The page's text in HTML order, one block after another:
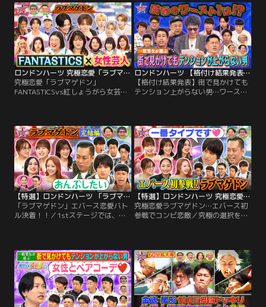
具』ベテラン芸人たちは自分のこと
をどう例えるのか？？最後まで迷い
続け、いつになく弱気な有吉と、消
去法作戦に出るザキヤマ 「何してん
だよ！」出川の回答に一同ブチギレ
ヒロイン福田、吉住に、 準優勝のエ
ルフ荒川、そして最近引っ張りだこ
のカーネーション吉田と、 実力派芸
人が勢ぞろい！！
ロンドンハーツ 究極恋愛「ラブマゲドン」 FANTASTICSvs紅しょうがら女芸人軍団（2026/07/28放送分）
究極恋愛「ラブマゲドン」
FANTASTICSvs紅しょうがら女芸人
登場！！ 対する女性メンバーは THE
W覇者の紅しょうが、3時のヒロイ
ン福田、吉住に、 準優勝のエルフ荒
川、そして最近引っ張りだこのカー
ネーション吉田と…。
ロンドンハーツ 【格付け結果発表】街で見かけてもテンション上がらない男…ワースト1は！？（2026/07/21放送分）
【格付け結果発表】街で見かけても
テンション上がらない男…ワースト
ら、ウエストランド井口、とろサー
モン久保田などM-1王者を始め、三
四郎・小宮、モグライダー芝、相席
スタート山添、水田信二など実力派
漫才師、さらに…。
【特選】ロンドンハーツ 「ラブマゲドン」エバース恋愛バトル決着！！（2026/03/24放送分）
「ラブマゲドン」エバース恋愛バト
ル決着！！／1stステージでは、安
開けとなったが、このあとも予測不
能な展開が！！「最初からずっと選
んでた」 「一番楽しいと思う！！」
「顔がめっちゃ好き」 熱い告白で、
恋が叶うカップルもいれば…。
【特選】ロンドンハーツ 究極恋愛ラブマゲドン…エバース初参戦でコンビ恋敵（2026/03/17放送分）
究極恋愛ラブマゲドン…エバース初
参戦でコンビ恋敵／究極の選択を迫
辱男は、地球上で1人ぼっちになっ
てしまうという恋愛サバイバル！！
「尊敬できる！！」 「笑顔が本当に
可愛い」 男芸人たちが熱い想いを告
白すれば…「自分のわがままも聞い
てくれそう！！」